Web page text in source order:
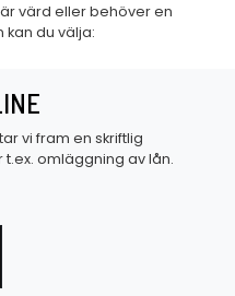
värd eller behöver en
du välja:
vi fram en skriftlig
omläggning av lån.